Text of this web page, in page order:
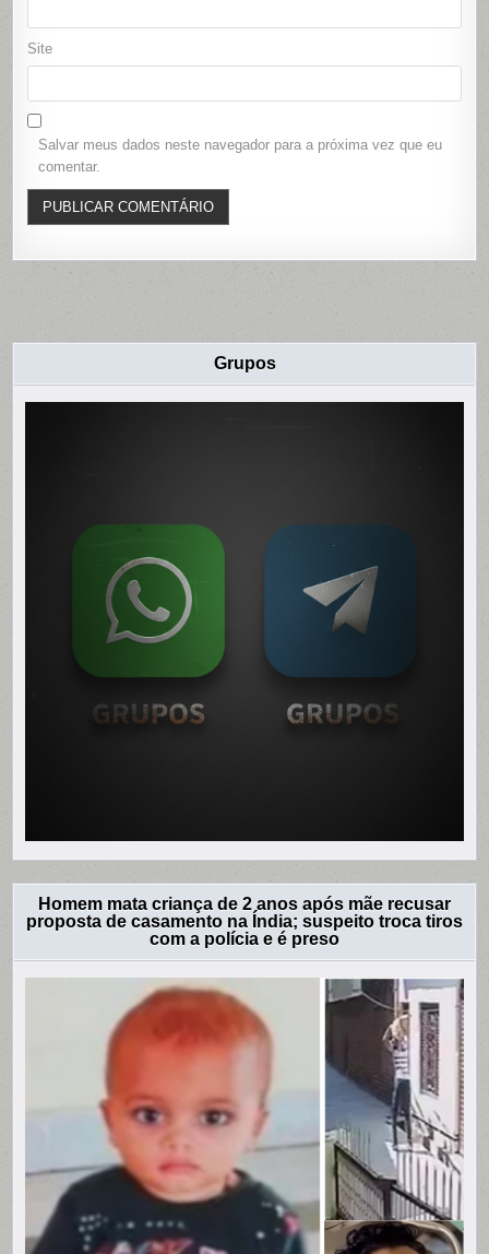
Site
Salvar meus dados neste navegador para a próxima vez que eu
comentar.
Grupos
Homem mata criança de 2 anos após mãe recusar
proposta de casamento na Índia; suspeito troca tiros
com a polícia e é preso